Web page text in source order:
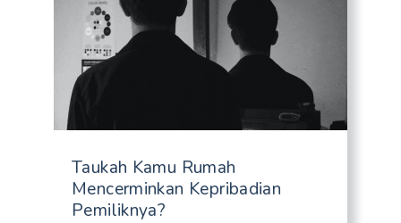
Taukah Kamu Rumah
Mencerminkan Kepribadian
Pemiliknya?